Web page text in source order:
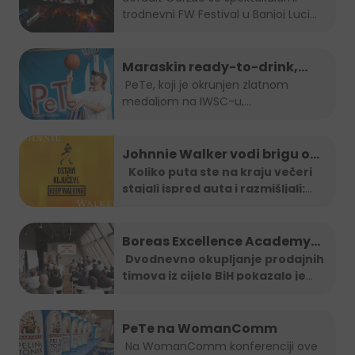
trodnevni FW Festival u Banjoj Luci
Maraskin ready-to-drink,
dobro prepoznatljivi PeTe je
na Sarajevo Street Food
medaljom na IWSC-u,
Johnnie Walker vodi brigu o
tebi: Jeftiniji povratak kući
taxi vozilima širom BiH
Koliko puta ste na kraju večeri
stajali ispred auta i razmišljali:
Boreas Excellence Academy
2025
Dvodnevno okupljanje prodajnih
timova iz cijele BiH pokazalo je...
PeTe na WomanComm